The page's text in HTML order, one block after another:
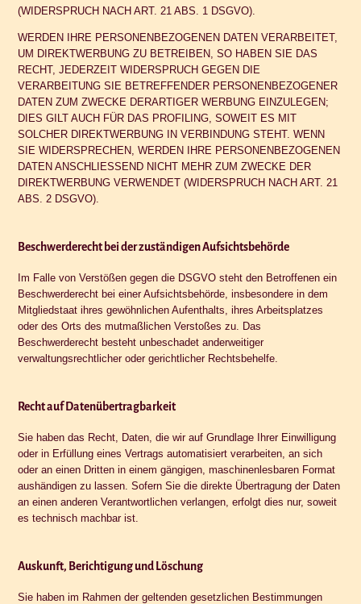
(WIDERSPRUCH NACH ART. 21 ABS. 1 DSGVO).
WERDEN IHRE PERSONENBEZOGENEN DATEN VERARBEITET,
UM DIREKTWERBUNG ZU BETREIBEN, SO HABEN SIE DAS
RECHT, JEDERZEIT WIDERSPRUCH GEGEN DIE
VERARBEITUNG SIE BETREFFENDER PERSONENBEZOGENER
DATEN ZUM ZWECKE DERARTIGER WERBUNG EINZULEGEN;
DIES GILT AUCH FÜR DAS PROFILING, SOWEIT ES MIT
SOLCHER DIREKTWERBUNG IN VERBINDUNG STEHT. WENN
SIE WIDERSPRECHEN, WERDEN IHRE PERSONENBEZOGENEN
DATEN ANSCHLIESSEND NICHT MEHR ZUM ZWECKE DER
DIREKTWERBUNG VERWENDET (WIDERSPRUCH NACH ART. 21
ABS. 2 DSGVO).
Beschwerde­recht bei der zuständigen Aufsichts­behörde
Im Falle von Verstößen gegen die DSGVO steht den Betroffenen ein
Beschwerderecht bei einer Aufsichtsbehörde, insbesondere in dem
Mitgliedstaat ihres gewöhnlichen Aufenthalts, ihres Arbeitsplatzes
oder des Orts des mutmaßlichen Verstoßes zu. Das
Beschwerderecht besteht unbeschadet anderweitiger
verwaltungsrechtlicher oder gerichtlicher Rechtsbehelfe.
Recht auf Daten­übertrag­barkeit
Sie haben das Recht, Daten, die wir auf Grundlage Ihrer Einwilligung
oder in Erfüllung eines Vertrags automatisiert verarbeiten, an sich
oder an einen Dritten in einem gängigen, maschinenlesbaren Format
aushändigen zu lassen. Sofern Sie die direkte Übertragung der Daten
an einen anderen Verantwortlichen verlangen, erfolgt dies nur, soweit
es technisch machbar ist.
Auskunft, Berichtigung und Löschung
Sie haben im Rahmen der geltenden gesetzlichen Bestimmungen